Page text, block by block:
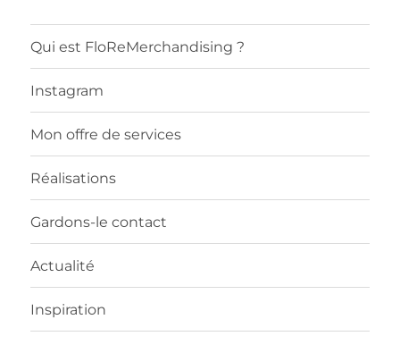
Qui est FloReMerchandising ?
Instagram
Mon offre de services
Réalisations
Gardons-le contact
Actualité
Inspiration